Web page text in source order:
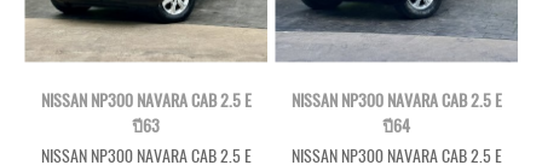
NISSAN NP300 NAVARA CAB 2.5 E
ปี63
NISSAN NP300 NAVARA CAB 2.5 E
NISSAN NP300 NAVARA CAB 2.5 E
ปี64
NISSAN NP300 NAVARA CAB 2.5 E